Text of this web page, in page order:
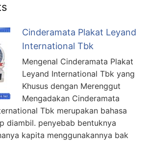
Cinderamata Plakat Leyand
International Tbk
Mengenal Cinderamata Plakat
Leyand International Tbk yang
Khusus dengan Merenggut
Mengadakan Cinderamata
Tbk merupakan bahasa
diambil. penyebab bentuknya
kapita menggunakannya bak